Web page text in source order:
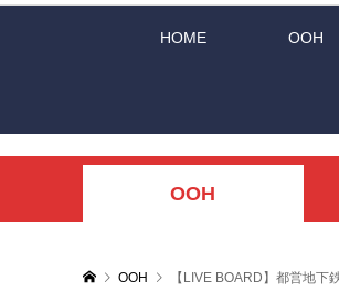
HOME OOH
OOH
OOH 【LIVE BOARD】都営地